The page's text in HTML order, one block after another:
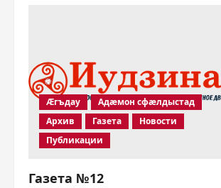
Æгъдау
Адæмон сфæлдыстад
Архив
Газета
Новости
Публикации
Газета №12